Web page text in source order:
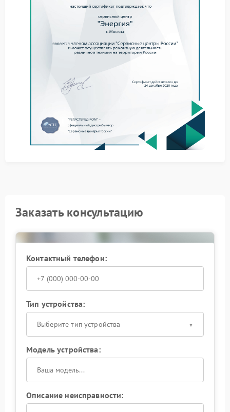
перегрузка по мощности;
сбои в плате управления;
проблемы с внутренними соединениями.
Полезные рекомендации
действий, которые можно выполнить
самостоятельно:
уменьшить количество подключенных устройств;
перезапустить ИБП;
дать устройству остыть;
использовать только исправные кабели.
Обращение в сервисный центр Энергия помогает
элементы и стабилизировать работу устройства. Чем
повреждения подключенной техники и внезапных
отключений в неподходящий момент.
Заказать консультацию
Контактный телефон:
Тип устройства:
Выберите тип устройства
Модель устройства:
Описание неисправности: